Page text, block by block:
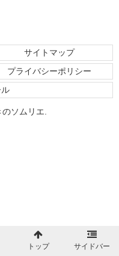
サイトマップ
プライバシーポリシー
ソムリエ.
トップ サイドバー